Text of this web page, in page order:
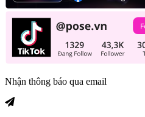
Nhận thông báo qua email